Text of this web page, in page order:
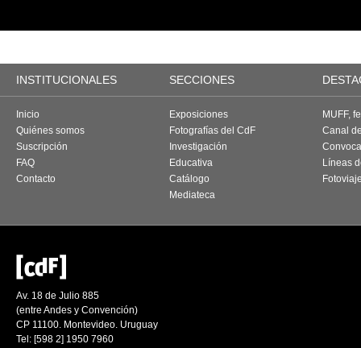
INSTITUCIONALES SECCIONES
Inicio
Quiénes somos
Suscripción
FAQ
Contacto
Exposiciones
Fotografías del CdF
Investigación
Educativa
Catálogo
Mediateca
MUFF,
Canal
Líneas
Av. 18 de Julio 885
(entre Andes y Convención)
CP 11100. Montevideo. Uruguay
Tel: [598 2] 1950 7960